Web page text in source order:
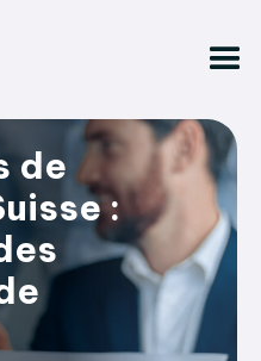
de
: